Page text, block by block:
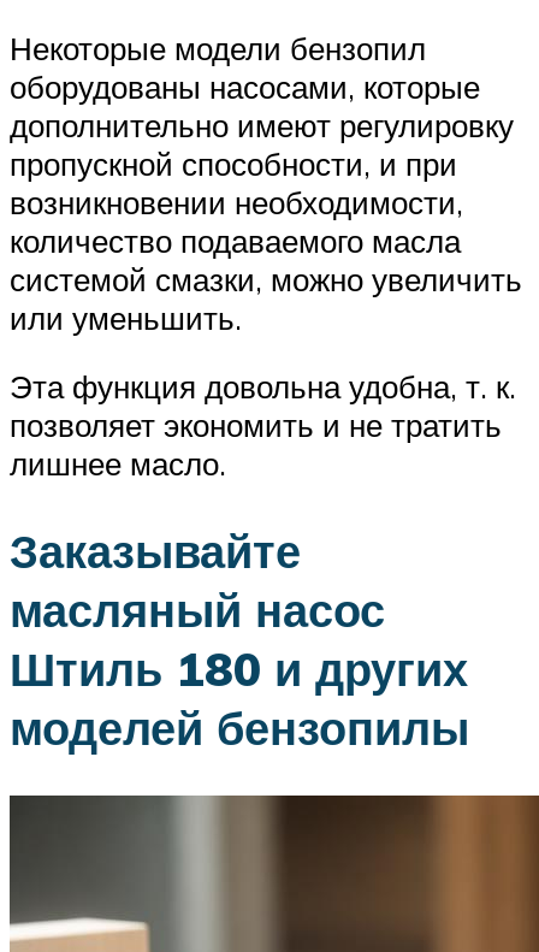
Некоторые модели бензопил
оборудованы насосами, которые
дополнительно имеют регулировку
пропускной способности, и при
возникновении необходимости,
количество подаваемого масла
системой смазки, можно увеличить
или уменьшить.
Эта функция довольна удобна, т. к.
позволяет экономить и не тратить
лишнее масло.
Заказывайте
масляный насос
Штиль 180 и других
моделей бензопилы